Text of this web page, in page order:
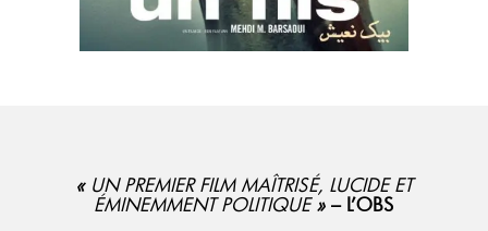
« UN PREMIER FILM MAÎTRISÉ, LUCIDE ET
ÉMINEMMENT POLITIQUE»– L’OBS